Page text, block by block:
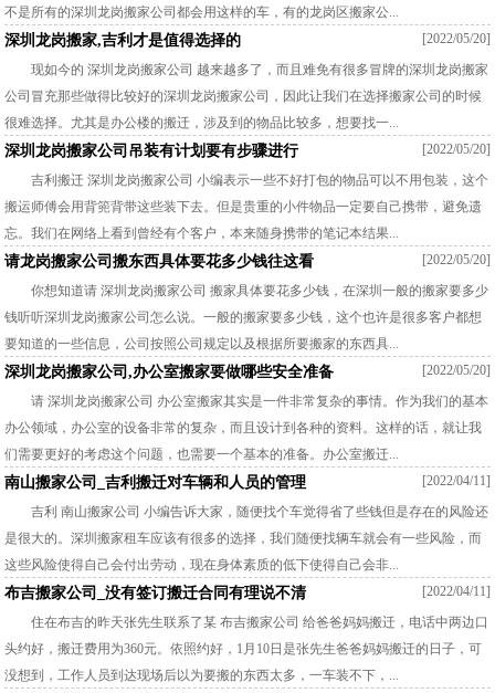
不是所有的深圳龙岗搬家公司都会用这样的车，有的龙岗区搬家公...
深圳龙岗搬家,吉利才是值得选择的
[2022/05/20]
现如今的 深圳龙岗搬家公司 越来越多了，而且难免有很多冒牌的深圳龙岗搬家
公司冒充那些做得比较好的深圳龙岗搬家公司，因此让我们在选择搬家公司的时候
很难选择。尤其是办公楼的搬迁，涉及到的物品比较多，想要找一...
深圳龙岗搬家公司吊装有计划要有步骤进行
[2022/05/20]
吉利搬迁 深圳龙岗搬家公司 小编表示一些不好打包的物品可以不用包装，这个
搬运师傅会用背篼背带这些装下去。但是贵重的小件物品一定要自己携带，避免遗
忘。我们在网络上看到曾经有个客户，本来随身携带的笔记本结果...
请龙岗搬家公司搬东西具体要花多少钱往这看
[2022/05/20]
你想知道请 深圳龙岗搬家公司 搬家具体要花多少钱，在深圳一般的搬家要多少
钱听听深圳龙岗搬家公司怎么说。一般的搬家要多少钱，这个也许是很多客户都想
要知道的一些信息，公司按照公司规定以及根据所要搬家的东西具...
深圳龙岗搬家公司,办公室搬家要做哪些安全准备
[2022/05/20]
请 深圳龙岗搬家公司 办公室搬家其实是一件非常复杂的事情。作为我们的基本
办公领域，办公室的设备非常的复杂，而且设计到各种的资料。这样的话，就让我
们需要更好的考虑这个问题，也需要一个基本的准备。办公室搬迁...
南山搬家公司_吉利搬迁对车辆和人员的管理
[2022/04/11]
吉利 南山搬家公司 小编告诉大家，随便找个车觉得省了些钱但是存在的风险还
是很大的。深圳搬家租车应该有很多的选择，我们随便找辆车就会有一些风险，而
这些风险使得自己会付出劳动，现在身体素质的低下使得自己会非...
布吉搬家公司_没有签订搬迁合同有理说不清
[2022/04/11]
住在布吉的昨天张先生联系了某 布吉搬家公司 给爸爸妈妈搬迁，电话中两边口
头约好，搬迁费用为360元。依照约好，1月10日是张先生爸爸妈妈搬迁的日子，可
没想到，工作人员到达现场后以为要搬的东西太多，一车装不下，...